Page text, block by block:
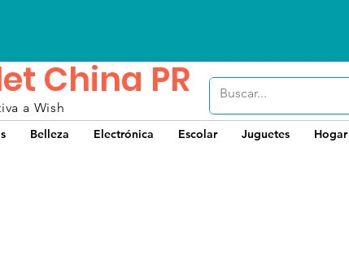
China PR
a Wish
Belleza Electrónica Escolar Juguetes Hogar